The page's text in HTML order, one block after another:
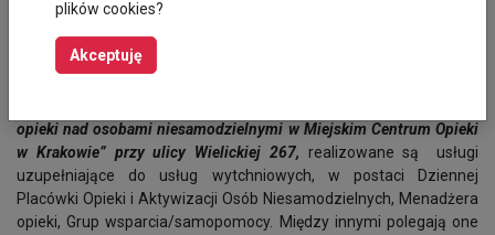
programu-opieka-wytchnieniowa-edycja-2019
https://www.gov.pl/web/rodzina/wytchnienie-dla-opiekunow-
nowy-program-z-podpisem-minister-rodziny
opieki nad osobaminiesamodzielnymi w Miejskim Centrum Opieki
w Krakowie” przy ulicy Wielickiej 267, realizowane są usługi
uzupełniające do usług wytchniowych, w postaci Dziennej
Placówki Opieki i Aktywizacji Osób Niesamodzielnych, Menadżera
opieki, Grup wsparcia/samopomocy. Między innymi polegają one
plików cookies?
Akceptuję